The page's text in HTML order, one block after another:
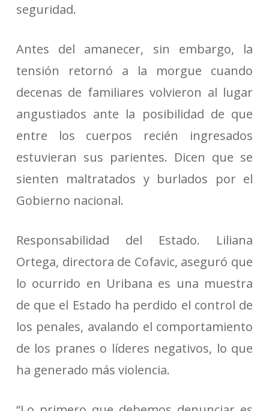
seguridad.
Antes del amanecer, sin embargo, la
tensión retornó a la morgue cuando
decenas de familiares volvieron al lugar
angustiados ante la posibilidad de que
entre los cuerpos recién ingresados
estuvieran sus parientes. Dicen que se
sienten maltratados y burlados por el
Gobierno nacional.
Responsabilidad del Estado. Liliana
Ortega, directora de Cofavic, aseguró que
lo ocurrido en Uribana es una muestra
de que el Estado ha perdido el control de
los penales, avalando el comportamiento
de los pranes o líderes negativos, lo que
ha generado más violencia.